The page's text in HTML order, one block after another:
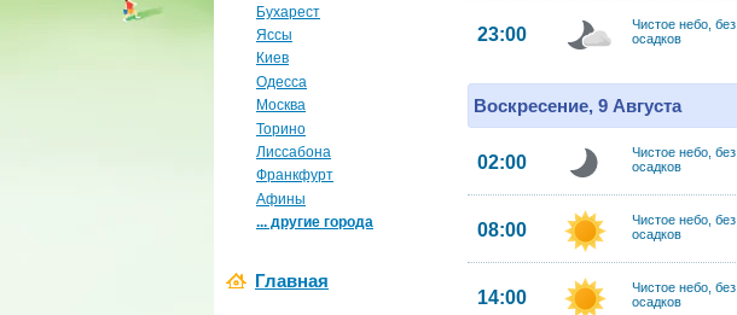
Бухарест
Яссы
Киев
Одесса
Москва
Торино
Лиссабона
Франкфурт
Афины
... другие города
Главная
23:00
Чистое небо, без
осадков
Воскресение, 9 Августа
02:00
Чистое небо, без
осадков
08:00
Чистое небо, без
осадков
14:00
Чистое небо, без
осадков